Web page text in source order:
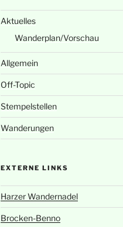
Aktuelles
Wanderplan/Vorschau
Allgemein
Off-Topic
Stempelstellen
Wanderungen
EXTERNE LINKS
Harzer Wandernadel
Brocken-Benno